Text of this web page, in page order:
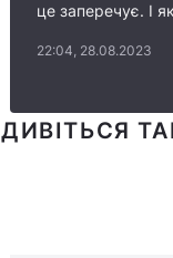
це заперечує. І
22:04, 28.08.2023
ДИВІТЬСЯ